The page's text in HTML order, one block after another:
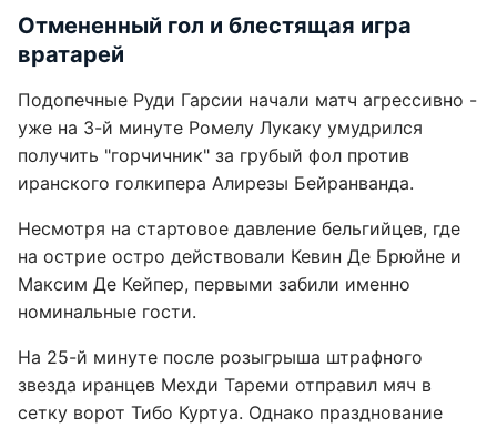
Отмененный гол и блестящая игра
вратарей
Подопечные Руди Гарсии начали матч агрессивно -
уже на 3-й минуте Ромелу Лукаку умудрился
получить "горчичник" за грубый фол против
иранского голкипера Алирезы Бейранванда.
Несмотря на стартовое давление бельгийцев, где
на острие остро действовали Кевин Де Брюйне и
Максим Де Кейпер, первыми забили именно
номинальные гости.
На 25-й минуте после розыгрыша штрафного
звезда иранцев Мехди Тареми отправил мяч в
сетку ворот Тибо Куртуа. Однако празднование